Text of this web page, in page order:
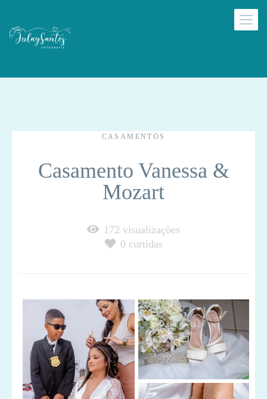
CASAMENTOS
Casamento Vanessa &
Mozart
172 visualizações
0 curtidas